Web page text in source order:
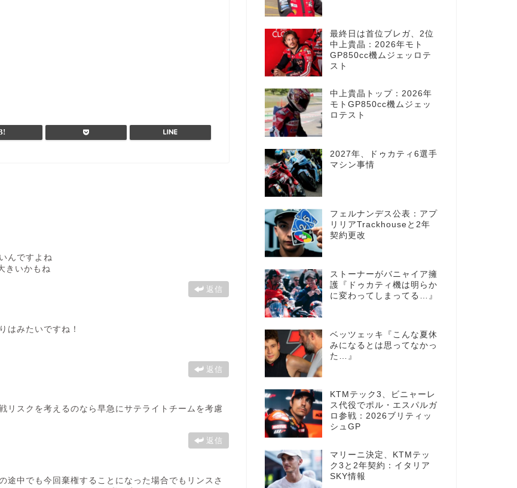
んですよね
きいかもね
返信
はみたいですね！
返信
スクを考えるのなら早急にサテライトチームを考慮
返信
途中でも今回棄権することになった場合でもリンスさ
最終日は首位ブレガ、2位
中上貴晶：2026年モト
GP850cc機ムジェッロテ
スト
中上貴晶トップ：2026年
モトGP850cc機ムジェッ
ロテスト
2027年、ドゥカティ6選手
マシン事情
フェルナンデス公表：アプ
リリアTrackhouseと2年
契約更改
ストーナーがバニャイア擁
護『ドゥカティ機は明らか
に変わってしまってる…』
ベッツェッキ『こんな夏休
みになるとは思ってなかっ
た…』
KTMテック3、ビニャーレ
ス代役でポル・エスパルガ
ロ参戦：2026ブリティッ
シュGP
マリーニ決定、KTMテッ
ク3と2年契約：イタリア
SKY情報